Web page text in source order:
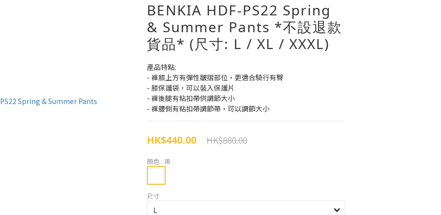
BENKIA HDF-PS22 Spring
& Summer Pants *不設退款
貨品* (尺寸: L / XL / XXXL)
產品特點:
- 褲膝上方有彈性皺摺部位，更適合騎行有臀
- 膝保護袋，可以裝入保護片
- 褲後腿有粘扣帶供調節大小
- 褲腰側有粘扣帶調節帶，可以調節大小
HK$440.00 HK$880.00
顏色 : 黑
尺寸